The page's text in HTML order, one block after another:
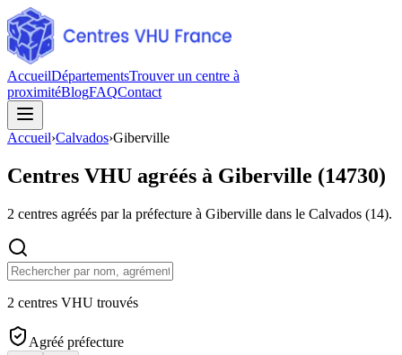
AccueilDépartementsTrouver un centre à
proximitéBlogFAQContact
Accueil›Calvados›Giberville
Centres VHU agréés à Giberville (14730)
2 centres agréés par la préfecture à Giberville dans le Calvados (14).
2 centres VHU trouvés
Agréé préfecture